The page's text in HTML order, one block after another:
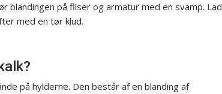
blandingen på fliser og armatur med en svamp. Lad
med en tør klud.
på hylderne. Den består af en blanding af